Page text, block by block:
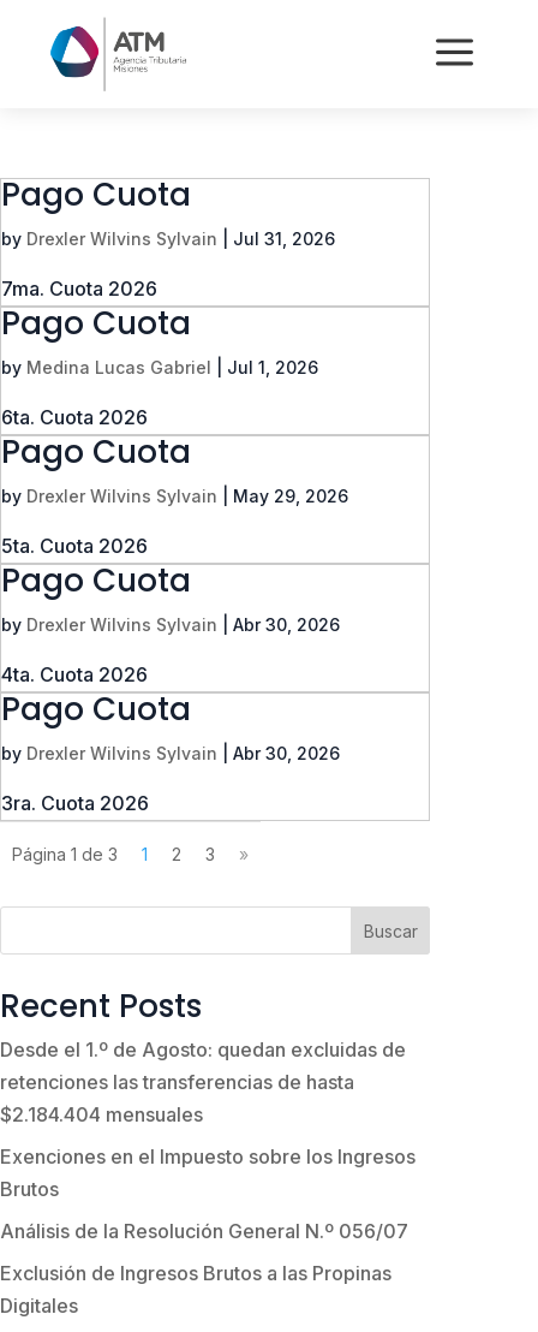
a
Pago Cuota
by Drexler Wilvins Sylvain Jul 31, 2026
7ma. Cuota 2026
Pago Cuota
by Medina Lucas Gabriel Jul 1, 2026
6ta. Cuota 2026
Pago Cuota
by Drexler Wilvins Sylvain May 29, 2026
5ta. Cuota 2026
Pago Cuota
by Drexler Wilvins Sylvain Abr 30, 2026
4ta. Cuota 2026
Pago Cuota
by Drexler Wilvins Sylvain Abr 30, 2026
3ra. Cuota 2026
Página 1 de 3 1 2 3 »
Buscar
Recent Posts
Desde el 1.º de Agosto: quedan excluidas de
retenciones las transferencias de hasta
$2.184.404 mensuales
Exenciones en el Impuesto sobre los Ingresos
Brutos
Análisis de la Resolución General N.º 056/07
Exclusión de Ingresos Brutos a las Propinas
Digitales